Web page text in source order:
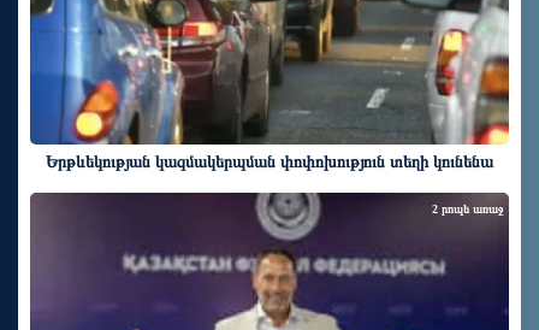
Երթևեկության կազմակերպման փոփոխություն տեղի կունենա
2 րոպե առաջ